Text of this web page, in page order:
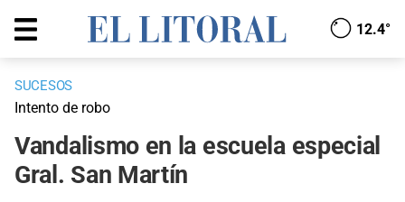
12.4°
SUCESOS
Intento de robo
Vandalismo en la escuela especial
Gral. San Martín